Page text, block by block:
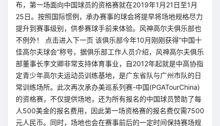
布，第一场面向中国球员的资格赛就在2019年1月21日至1月
25日。按照国际惯例，承办赛事的球会将提早将场地规格尽力
提升到赛事级别，供参赛球手前来体验。风神高尔夫俱乐部也
不例外！ 点击进入下一页 该俱乐部今年10月刚刚获得“中国十
佳高尔夫球会”称号，据俱乐部工作人员介绍，风神高尔夫俱乐
部董事长李文卿非常支持体育事业，自2012年起就是中高协指
定青少年高尔夫运动员训练基地，是广东省队与广州市队的日
常训练场所。此次再次承办美巡系列赛-中国(PGATourChina)
的资格赛，不仅提供场地，还为所有报名的中国球员赞助了每
人500美金的报名费用，因此第一场资格赛的报名费仅需7500
元人民币。同时，场地也会在赛事前后的一定时间保持赛场规